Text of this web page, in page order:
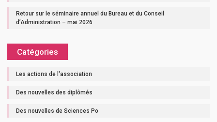
Retour sur le séminaire annuel du Bureau et du Conseil
d’Administration – mai 2026
Catégories
Les actions de l'association
Des nouvelles des diplômés
Des nouvelles de Sciences Po